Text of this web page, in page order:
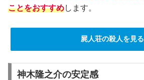
ことをおすすめします。
屍人荘の殺人を見る
神木隆之介の安定感